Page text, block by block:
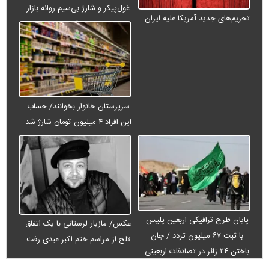
تحریم‌های جدید آمریکا علیه ایران
غول‌پیکر و شارژ بی‌سیم روانه بازار
می‌شود
سرپرستان خانوار بخوانند/ حساب
این افراد ۴ میلیون تومان شارژ شد
پایان طرح ترافیکی اربعین پلیس
با ثبت ۶۷ میلیون تردد / جان
باختن ۲۴ زائر در تصادفات اربعینی
عکس/ مازیار لرستانی با یک اتفاق
تلخ از مراسم ختم اکبر عبدی رفت